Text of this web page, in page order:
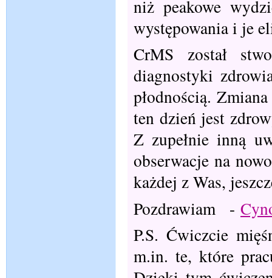
niż peakowe
występowania i je
CrMS został
diagnostyki
płodnością.
ten dzień jest
Z zupełnie inną
obserwacje na
każdej z Was,
Pozdrawiam -
P.S. Ćwiczcie
m.in. te, które